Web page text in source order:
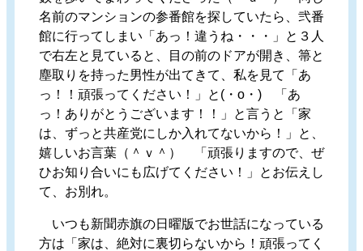
名前のマンションの参番館を探していたら、弐番
館に行ってしまい「あっ！違うね・・・」と３人
で右左と見ていると、目の前のドアが開き、箒と
塵取りを持った男性が出てきて、私を見て「あ
っ！！頑張ってください！」と(・o・) 「あ
っ！ありがとうございます！！」と言うと「家
は、ずっと共産党にしか入れてないから！」と、
嬉しいお言葉（＾ｖ＾） 「頑張りますので、ぜ
ひお知り合いにも広げてください！」とお伝えし
て、お別れ。
いつも新聞赤旗の日曜版でお世話になっている
方は「家は、絶対に裏切らないから！頑張ってく